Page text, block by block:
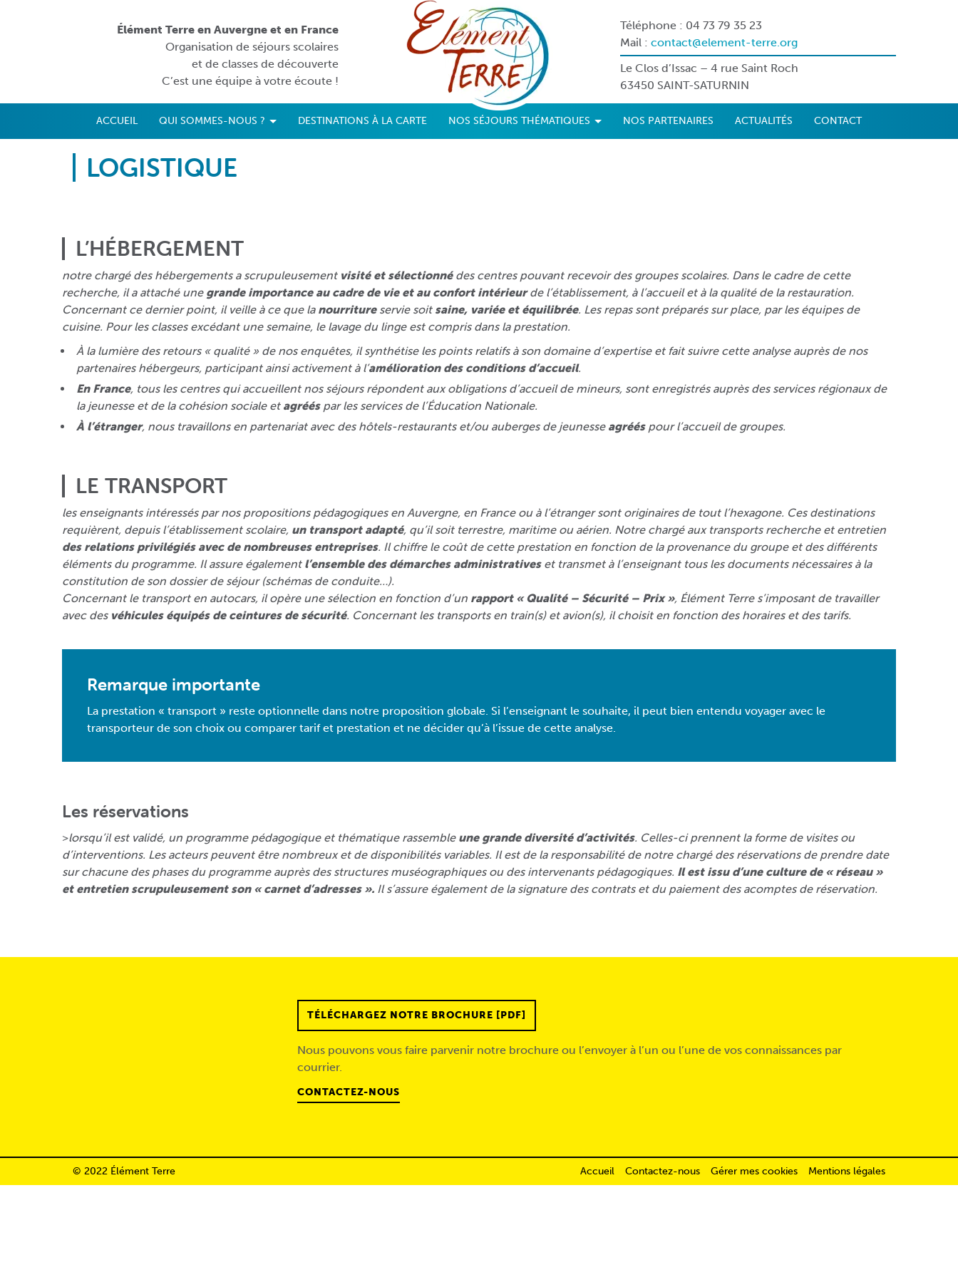
Élément Terre en Auvergne et en France
Organisation de séjours scolaires
et de classes de découverte
C’est une équipe à votre écoute !
Téléphone : 04 73 79 35 23
Mail : contact@element-terre.org
Le Clos d’Issac – 4 rue Saint Roch
63450 SAINT-SATURNIN
ACCUEIL QUI SOMMES-NOUS ? DESTINATIONS À LA CARTE NOS SÉJOURS THÉMATIQUES NOS PARTENAIRES ACTUALITÉS CONTACT
LOGISTIQUE
L’HÉBERGEMENT
notre chargé des hébergements a scrupuleusement visité et sélectionné des centres pouvant recevoir des groupes scolaires. Dans le cadre de cette
recherche, il a attaché une grande importance au cadre de vie et au confort intérieurde l’établissement, à l’accueil et à la qualité de la restauration.
Concernant ce dernier point, il veille à ce que la nourriture servie soit saine, variée et équilibrée. Les repas sont préparés sur place, par les équipes de
cuisine. Pour les classes excédant une semaine, le lavage du linge est compris dans la prestation.
À la lumière des retours « qualité » de nos enquêtes, il synthétise les points relatifs à son domaine d’expertise et fait suivre cette analyse auprès de nos
partenaires hébergeurs, participant ainsi activement à l’amélioration des conditions d’accueil.
En France, tous les centres qui accueillent nos séjours répondent aux obligations d’accueil de mineurs, sont enregistrés auprès des services régionaux de
la jeunesse et de la cohésion sociale et agréés par les services de l’Éducation Nationale.
À l’étranger, nous travaillons en partenariat avec des hôtels-restaurants et/ou auberges de jeunesse agréés pour l’accueil de groupes.
LE TRANSPORT
les enseignants intéressés par nos propositions pédagogiques en Auvergne, en France ou à l’étranger sont originaires de tout l’hexagone. Ces destinations
requièrent, depuis l’établissement scolaire, un transport adapté, qu’il soit terrestre, maritime ou aérien. Notre chargé aux transports recherche et entretien
des relations privilégiés avec de nombreuses entreprises. Il chiffre le coût de cette prestation en fonction de la provenance du groupe et des différents
éléments du programme. Il assure également l’ensemble des démarches administrativeset transmet à l’enseignant tous les documents nécessaires à la
constitution de son dossier de séjour (schémas de conduite…).
Concernant le transport en autocars, il opère une sélection en fonction d’un rapport « Qualité – Sécurité – Prix », Élément Terre s’imposant de travailler
avec des véhicules équipés de ceintures de sécurité. Concernant les transports en train(s) et avion(s), il choisit en fonction des horaires et des tarifs.
Remarque importante
La prestation « transport » reste optionnelle dans notre proposition globale. Si l’enseignant le souhaite, il peut bien entendu voyager avec le
transporteur de son choix ou comparer tarif et prestation et ne décider qu’à l’issue de cette analyse.
Les réservations
>lorsqu’il est validé, un programme pédagogique et thématique rassemble une grande diversité d’activités. Celles-ci prennent la forme de visites ou
d’interventions. Les acteurs peuvent être nombreux et de disponibilités variables. Il est de la responsabilité de notre chargé des réservations de prendre date
sur chacune des phases du programme auprès des structures muséographiques ou des intervenants pédagogiques. Il est issu d’une culture de « réseau »
et entretien scrupuleusement son « carnet d’adresses ». Il s’assure également de la signature des contrats et du paiement des acomptes de réservation.
TÉLÉCHARGEZ NOTRE BROCHURE [PDF]
Nous pouvons vous faire parvenir notre brochure ou l’envoyer à l’un ou l’une de vos connaissances par
courrier.
CONTACTEZ-NOUS
© 2022 Élément Terre Accueil Contactez-nous Gérer mes cookies Mentions légales